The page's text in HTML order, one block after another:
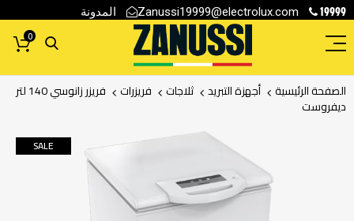
19999
Zanussi19999@electrolux.com المدونة
0
الصفحة الرئيسية أجهزة التبريد ثلاجات فريزرات فريزر زانوسي 140 لتر
ديفروست
SALE